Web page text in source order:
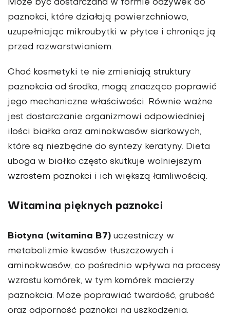
Może być dostarczana w formie odżywek do
paznokci, które działają powierzchniowo,
uzupełniając mikroubytki w płytce i chroniąc ją
przed rozwarstwianiem.
Choć kosmetyki te nie zmieniają struktury
paznokcia od środka, mogą znacząco poprawić
jego mechaniczne właściwości. Równie ważne
jest dostarczanie organizmowi odpowiedniej
ilości białka oraz aminokwasów siarkowych,
które są niezbędne do syntezy keratyny. Dieta
uboga w białko często skutkuje wolniejszym
wzrostem paznokci i ich większą łamliwością.
Witamina pięknych paznokci
Biotyna (witamina B7) uczestniczy w
metabolizmie kwasów tłuszczowych i
aminokwasów, co pośrednio wpływa na procesy
wzrostu komórek, w tym komórek macierzy
paznokcia. Może poprawiać twardość, grubość
oraz odporność paznokci na uszkodzenia.